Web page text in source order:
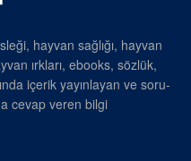
hayvan sağlığı, hayvan
ırkları, ebooks, sözlük,
içerik yayınlayan ve soru-
cevap veren bilgi